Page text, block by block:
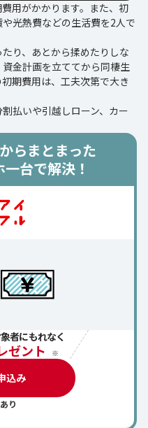
用がかかります。また、初
光熱費などの生活費を2人で
り、あとから揉めたりしな
金計画を立ててから同棲生
期費用は、工夫次第で大き
払いや引越しローン、カー
らまとまった
台で解決！
者にもれなく
ゼント ※
込み
り